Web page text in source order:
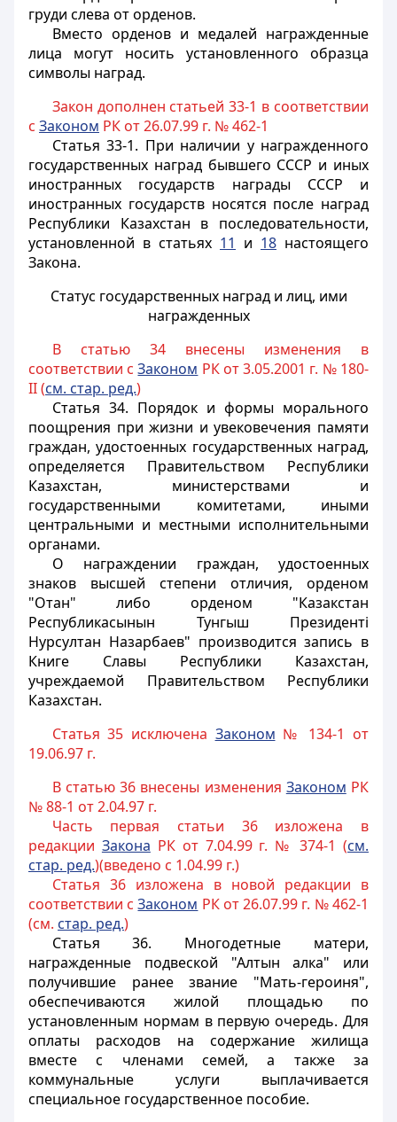
груди слева от орденов.
Вместо орденов и медалей награжденные
лица могут носить установленного образца
символы наград.
Закон дополнен статьей 33-1 в соответствии
с Законом РК от 26.07.99 г. № 462-1
Статья 33-1. При наличии у награжденного
государственных наград бывшего СССР и иных
иностранных государств награды СССР и
иностранных государств носятся после наград
Республики Казахстан в последовательности,
установленной в статьях 11 и 18 настоящего
Закона.
Статус государственных наград и лиц, ими
награжденных
В статью 34 внесены изменения в
соответствии сЗаконом РК от 3.05.2001 г. № 180-
II (см. стар. ред.)
Статья 34. Порядок и формы морального
поощрения при жизни и увековечения памяти
граждан, удостоенных государственных наград,
определяется Правительством Республики
Казахстан, министерствами и
государственными комитетами, иными
центральными и местными исполнительными
органами.
О награждении граждан, удостоенных
знаков высшей степени отличия, орденом
"Отан" либо орденом "Казакстан
Республикасынын Тунгыш Президентi
Нурсултан Назарбаев" производится запись в
Книге Славы Республики Казахстан,
учреждаемой Правительством Республики
Казахстан.
Статья 35 исключена Законом № 134-1 от
19.06.97 г.
В статью 36 внесены изменения Законом РК
№ 88-1 от 2.04.97 г.
Часть первая статьи 36 изложена в
редакции Закона РК от 7.04.99 г. № 374-1 (см.
стар. ред.)(введено с 1.04.99 г.)
Статья 36 изложена в новой редакции в
соответствии сЗаконом РК от 26.07.99 г. № 462-1
(см. стар. ред.)
Статья 36. Многодетные матери,
награжденные подвеской "Алтын алка" или
получившие ранее звание "Мать-героиня",
обеспечиваются жилой площадью по
установленным нормам в первую очередь. Для
оплаты расходов на содержание жилища
вместе с членами семей, а также за
коммунальные услуги выплачивается
специальное государственное пособие.